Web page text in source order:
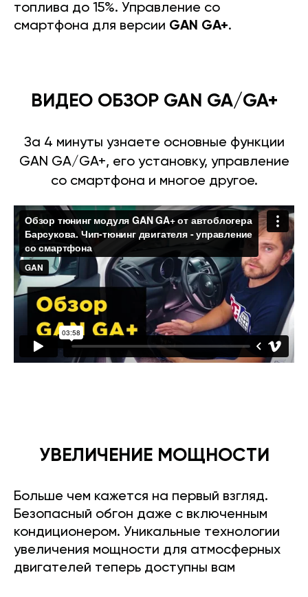
топлива до 15%. Управление со
смартфона для версии GAN GA+.
ВИДЕО ОБЗОР GAN GA/GA+
За 4 минуты узнаете основные функции
GAN GA/GA+, его установку, управление
со смартфона и многое другое.
УВЕЛИЧЕНИЕ МОЩНОСТИ
Больше чем кажется на первый взгляд.
Безопасный обгон даже с включенным
кондиционером. Уникальные технологии
увеличения мощности для атмосферных
двигателей теперь доступны вам